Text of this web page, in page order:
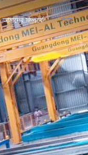
আমাদের সম্পর্কে পণ্য